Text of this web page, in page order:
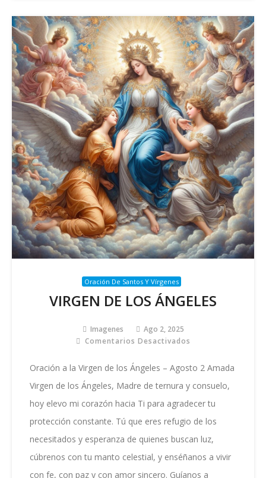
Oración De Santos Y Vírgenes
VIRGEN DE LOS ÁNGELES
Imagenes
Ago 2, 2025
Comentarios Desactivados
DE
ÁNGELES
Oración a la Virgen de los Ángeles – Agosto 2 Amada
Virgen de los Ángeles, Madre de ternura y consuelo,
hoy elevo mi corazón hacia Ti para agradecer tu
protección constante. Tú que eres refugio de los
necesitados y esperanza de quienes buscan luz,
cúbrenos con tu manto celestial, y enséñanos a vivir
con fe, con paz y con amor sincero. Guíanos a